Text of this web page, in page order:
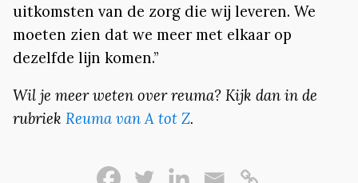
uitkomsten van de zorg die wij leveren. We
moeten zien dat we meer met elkaar op
dezelfde lijn komen.”
Wil je meer weten over reuma? Kijk dan in de
rubriek Reuma van A tot Z.